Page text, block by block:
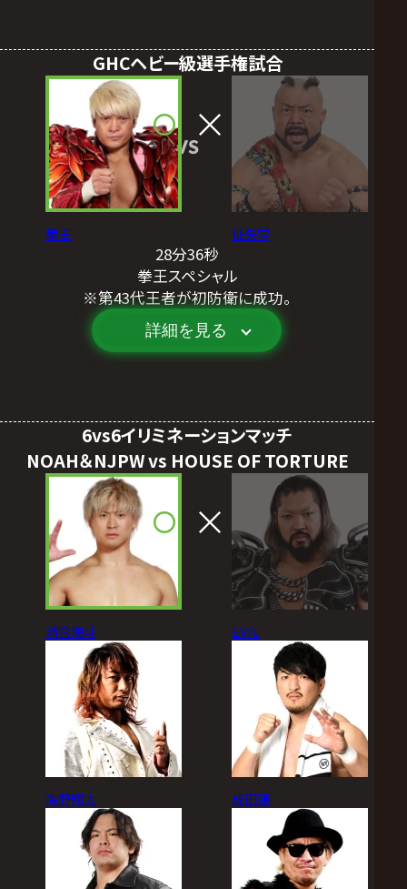
GHCヘビー級選手権試合
拳王
VS
征矢学
28分36秒
拳王スペシャル
※第43代王者が初防衛に成功。
詳細を見る
6vs6イリミネーションマッチ
NOAH＆NJPW vs HOUSE OF TORTURE
清宮海斗
海野翔太
EVIL
成田蓮